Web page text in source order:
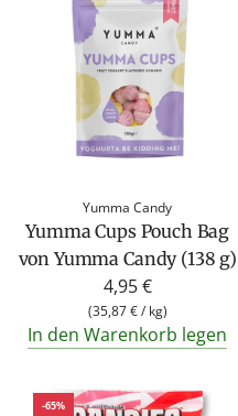
Yumma Candy
Yumma Cups Pouch Bag
von Yumma Candy (138 g)
4,95 €
(35,87 €/ kg)
In den Warenkorb legen
-65%